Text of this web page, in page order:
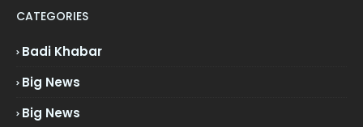
CATEGORIES
Badi Khabar
Big News
Big News